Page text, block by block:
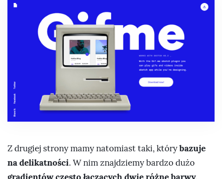
Z drugiej strony mamy natomiast taki, którybazuje
na delikatności. W nim znajdziemy bardzo dużo